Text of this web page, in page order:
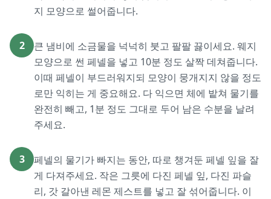
지 모양으로 썰어줍니다.
2
큰 냄비에 소금물을 넉넉히 붓고 팔팔 끓이세요. 웨지
모양으로 썬 페넬을 넣고 10분 정도 살짝 데쳐줍니다.
이때 페넬이 부드러워지되 모양이 뭉개지지 않을 정도
로만 익히는 게 중요해요. 다 익으면 체에 밭쳐 물기를
완전히 빼고, 1분 정도 그대로 두어 남은 수분을 날려
주세요.
3
페넬의 물기가 빠지는 동안, 따로 챙겨둔 페넬 잎을 잘
게 다져주세요. 작은 그릇에 다진 페넬 잎, 다진 파슬
리, 갓 갈아낸 레몬 제스트를 넣고 잘 섞어줍니다. 이